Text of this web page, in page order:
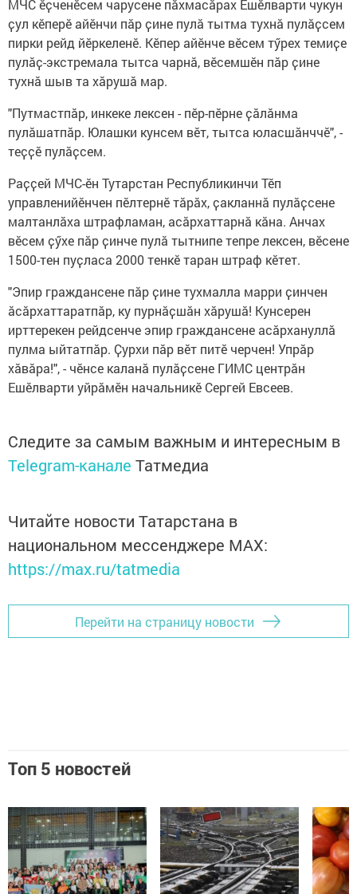
МЧС ӗҫченӗсем чарусене пӑхмасӑрах Ешӗлварти чукун
ҫул кӗперӗ айӗнчи пӑр ҫине пулӑ тытма тухнӑ пулӑҫсем
пирки рейд йӗркеленӗ. Кӗпер айӗнче вӗсем тӳрех темиҫе
пулӑҫ-экстремала тытса чарнӑ, вӗсемшӗн пӑр ҫине
тухнӑ шыв та хӑрушӑ мар.
"Путмастпӑр, инкеке лексен - пӗр-пӗрне ҫӑлӑнма
пулӑшатпӑр. Юлашки кунсем вӗт, тытса юласшӑнччӗ", -
теҫҫӗ пулӑҫсем.
Раҫҫей МЧС-ӗн Тутарстан Республикинчи Тӗп
управленийӗнчен пӗлтернӗ тӑрӑх, ҫакланнӑ пулӑҫсене
малтанлӑха штрафламан, асӑрхаттарнӑ кӑна. Анчах
вӗсем ҫӳхе пӑр ҫинче пулӑ тытнипе тепре лексен, вӗсене
1500-тен пуҫласа 2000 тенкӗ таран штраф кӗтет.
"Эпир граждансене пӑр ҫине тухмалла марри ҫинчен
ӑсӑрхаттаратпӑр, ку пурнӑҫшӑн хӑрушӑ! Кунсерен
ирттерекен рейдсенче эпир граждансене асӑрхануллӑ
пулма ыйтатпӑр. Ҫурхи пӑр вӗт питӗ черчен! Упрӑр
хӑвӑра!", - чӗнсе каланӑ пулӑҫсене ГИМС центрӑн
Ешӗлварти уйрӑмӗн начальникӗ Сергей Евсеев.
Следите за самым важным и интересным в
Telegram-канале Татмедиа
Читайте новости Татарстана в
национальном мессенджере MАХ:
https://max.ru/tatmedia
Перейти на страницу новости
Топ 5 новостей